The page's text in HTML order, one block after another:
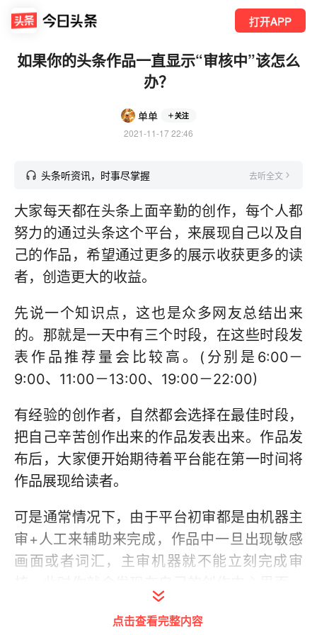
打开APP
如果你的头条作品一直显示“审核中”该怎么
办？
单单 关注
2021-11-17 22:46
头条听资讯，时事尽掌握 去听全文
大家每天都在头条上面辛勤的创作，每个人都
努力的通过头条这个平台，来展现自己以及自
己的作品，希望通过更多的展示收获更多的读
者，创造更大的收益。
先说一个知识点，这也是众多网友总结出来
的。那就是一天中有三个时段，在这些时段发
表作品推荐量会比较高。(分别是6:00－
9:00、11:00－13:00、19:00－22:00)
有经验的创作者，自然都会选择在最佳时段，
把自己辛苦创作出来的作品发表出来。作品发
布后，大家便开始期待着平台能在第一时间将
作品展现给读者。
可是通常情况下，由于平台初审都是由机器主
审+人工来辅助来完成，作品中一旦出现敏感
画面或者词汇，主审机器就不能立刻完成审
该作品的左下方出现三个红色的小字“审核
中”，这种情况通常会持续几分钟到几小时，最
点击查看完整内容